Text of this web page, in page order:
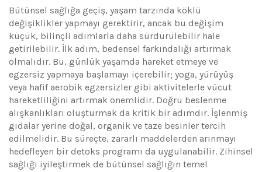
Bütünsel sağlığa geçiş, yaşam tarzında köklü
değişiklikler yapmayı gerektirir, ancak bu değişim
küçük, bilinçli adımlarla daha sürdürülebilir hale
getirilebilir. İlk adım, bedensel farkındalığı artırmak
olmalıdır. Bu, günlük yaşamda hareket etmeye ve
egzersiz yapmaya başlamayı içerebilir; yoga, yürüyüş
veya hafif aerobik egzersizler gibi aktivitelerle vücut
hareketliliğini artırmak önemlidir. Doğru beslenme
alışkanlıkları oluşturmak da kritik bir adımdır. İşlenmiş
gıdalar yerine doğal, organik ve taze besinler tercih
edilmelidir. Bu süreçte, zararlı maddelerden arınmayı
hedefleyen bir detoks programı da uygulanabilir. Zihinsel
sağlığı iyileştirmek de bütünsel sağlığın temel